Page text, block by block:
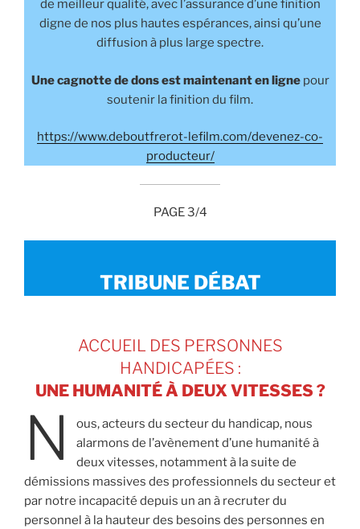
de meilleur qualité, avec l’assurance d’une finition
digne de nos plus hautes espérances, ainsi qu’une
diffusion à plus large spectre.
Une cagnotte de donsest maintenant en lignepour
soutenir la finition du film.
https://www.deboutfrerot-lefilm.com/devenez-co-
producteur/
PAGE 3/4
TRIBUNE DÉBAT
ACCUEIL DES PERSONNES
HANDICAPÉES :
UNE HUMANITÉ À DEUX VITESSES ?
N
ous, acteurs du secteur du handicap, nous
alarmons de l’avènement d’une humanité à
deux vitesses, notamment à la suite de
démissions massives des professionnels du secteur et
par notre incapacité depuis un an à recruter du
personnel à la hauteur des besoins des personnes en